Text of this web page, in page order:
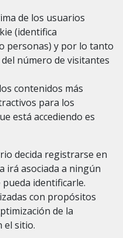
de los usuarios
(identifica
personas) y por lo tanto
número de visitantes
contenidos más
para los
está accediendo es
decida registrarse en
irá asociada a ningún
identificarle.
con propósitos
de la
el sitio.